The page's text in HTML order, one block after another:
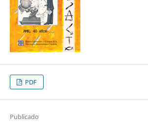
PDF
Publicado